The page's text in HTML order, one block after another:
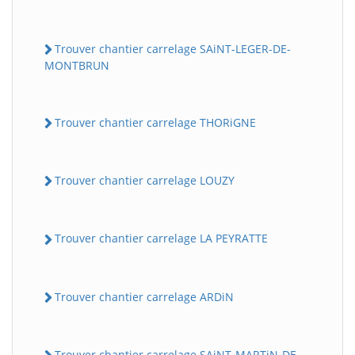
Trouver chantier carrelage SAiNT-LEGER-DE-
MONTBRUN
Trouver chantier carrelage THORiGNE
Trouver chantier carrelage LOUZY
Trouver chantier carrelage LA PEYRATTE
Trouver chantier carrelage ARDiN